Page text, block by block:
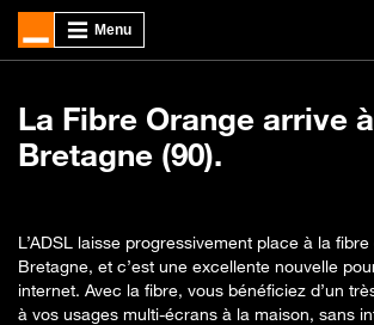
La Fibre Orange arrive à
Bretagne (90).
L’ADSL laisse progressivement place à la
Bretagne, et c’est une excellente nouvelle
internet. Avec la fibre, vous bénéficiez d’un
à vos usages multi-écrans à la maison, sans